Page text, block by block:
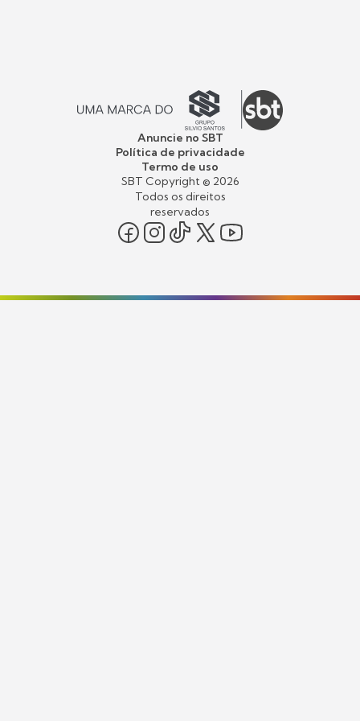
Anuncie no SBT
Política de privacidade
Termo de uso
SBT Copyright © 2026
Todos os direitos
reservados